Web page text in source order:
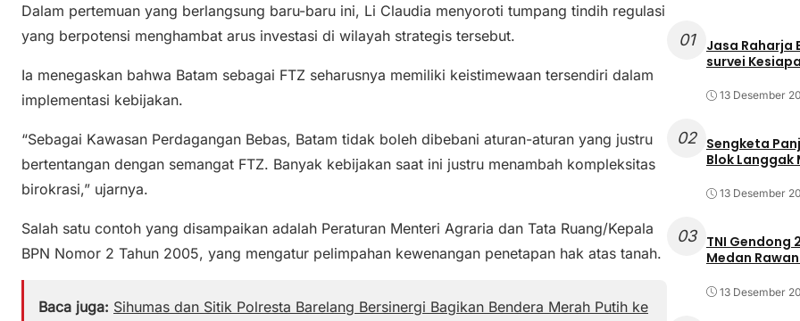
Dalam pertemuan yang berlangsung baru-baru ini, Li Claudia menyoroti tumpang tindih regulasi
yang berpotensi menghambat arus investasi di wilayah strategis tersebut.
Ia menegaskan bahwa Batam sebagai FTZ seharusnya memiliki keistimewaan tersendiri dalam
implementasi kebijakan.
“Sebagai Kawasan Perdagangan Bebas, Batam tidak boleh dibebani aturan-aturan yang justru
bertentangan dengan semangat FTZ. Banyak kebijakan saat ini justru menambah kompleksitas
birokrasi,” ujarnya.
Salah satu contoh yang disampaikan adalah Peraturan Menteri Agraria dan Tata Ruang/Kepala
BPN Nomor 2 Tahun 2005, yang mengatur pelimpahan kewenangan penetapan hak atas tanah.
Baca juga: Sihumas dan Sitik Polresta Barelang Bersinergi Bagikan Bendera Merah Putih ke
01
Jasa Raharja
survei
13 Desember
02
Sengketa
Blok Langgak
13 Desember
03
TNI Gendong
Medan
13 Desember